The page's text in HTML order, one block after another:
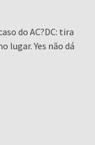
do AC?DC: tira
lugar. Yes não dá